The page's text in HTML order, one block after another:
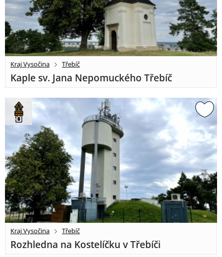
Kraj Vysočina Třebíč
Kaple sv. Jana Nepomuckého Třebíč
Kraj Vysočina Třebíč
Rozhledna na Kostelíčku v Třebíči